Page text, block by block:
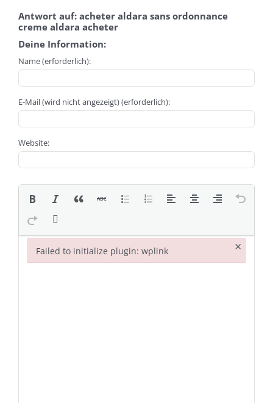
Antwort auf: acheter aldara sans ordonnance
creme aldara acheter
Deine Information:
Name (erforderlich):
E-Mail (wird nicht angezeigt) (erforderlich):
Website:
Failed to initialize plugin: wplink ×
Failed to initialize plugin: wplink